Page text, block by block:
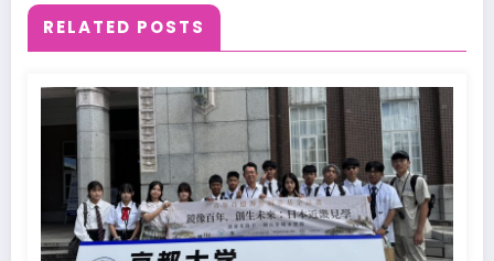
RELATED POSTS